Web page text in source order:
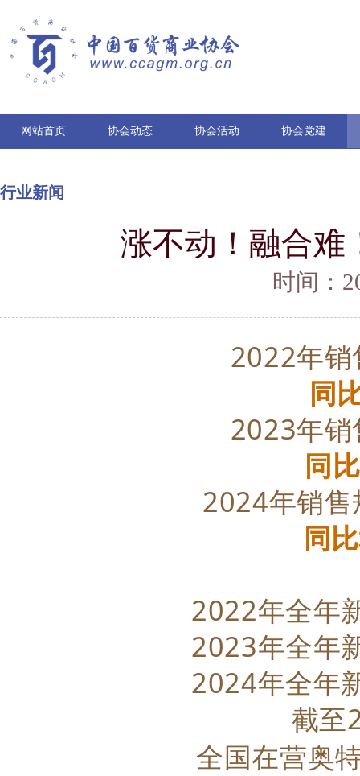
网站首页 协会动态 协会活动 协会党建
行业新闻
涨不动！融合难
时间：
2022年销
同
2023年销
同
2024年销
同
2022年全年
2023年全年
2024年全年
截至
全国在营奥